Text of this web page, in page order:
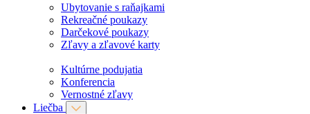
Ubytovanie s raňajkami
Rekreačné poukazy
Darčekové poukazy
Zľavy a zľavové karty
Kultúrne podujatia
Konferencia
Vernostné zľavy
Liečba